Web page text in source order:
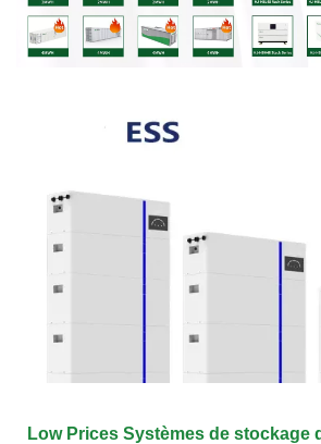
Low Prices Systèmes de stockage